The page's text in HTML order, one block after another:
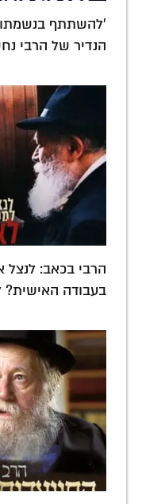
'להשתתף בנשמתו,
הנדיר של הרבי
הרבי בכאב: לנצל
בעבודה האישית?